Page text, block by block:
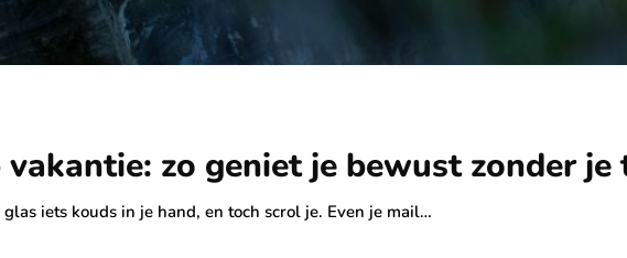
zo geniet je bewust zonder
iets kouds in je hand, en toch scrol je. Even je mail…